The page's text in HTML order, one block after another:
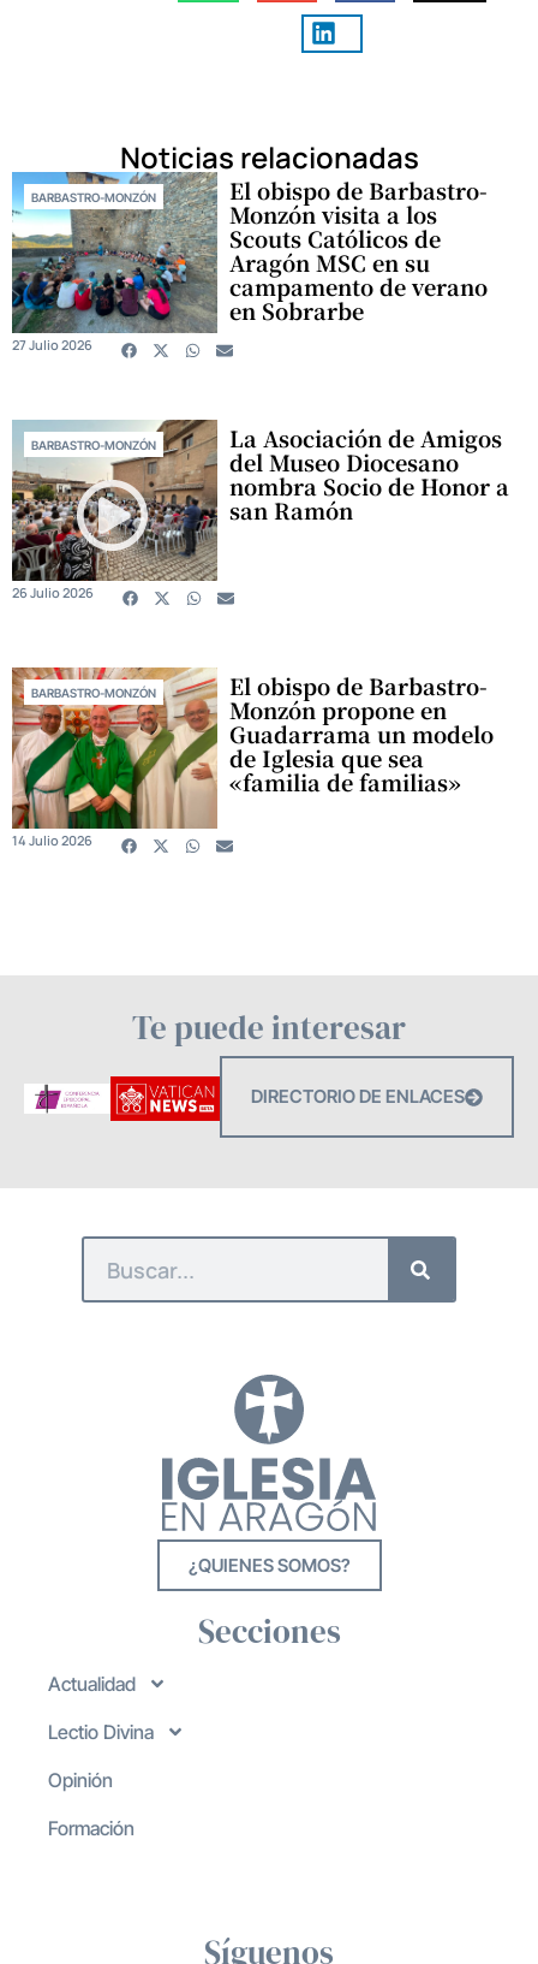
Noticias relacionadas
BARBASTRO-MONZÓN El obispo de Barbastro-
Monzón visita a los
Scouts Católicos de
Aragón MSC en su
campamento de verano
en Sobrarbe
27 Julio 2026
BARBASTRO-MONZÓN La Asociación de Amigos
del Museo Diocesano
nombra Socio de Honor a
san Ramón
26 Julio 2026
BARBASTRO-MONZÓN El obispo de Barbastro-
Monzón propone en
Guadarrama un modelo
de Iglesia que sea
«familia de familias»
14 Julio 2026
Te puede interesar
DIRECTORIO DE ENLACES
¿QUIENES SOMOS?
Secciones
Actualidad
Lectio Divina
Opinión
Formación
Síguenos